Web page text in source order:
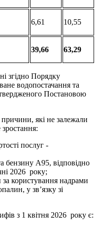
6,61 10,55
39,66 63,29
згідно Порядку
водопостачання та
Постановою
які не залежали
зростання:
послуг -
бензину А95, відповідно
2026 року;
за користування надрами
у зв’язку зі
з 1 квітня 2026 року є: